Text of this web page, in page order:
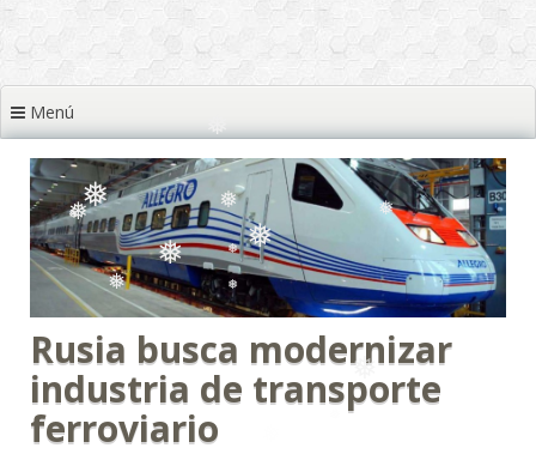
❅
❅
❅ ❅
❅
❅
❅ ❅
❅ ❅
Menú
Rusia busca modernizar
industria de transporte
ferroviario